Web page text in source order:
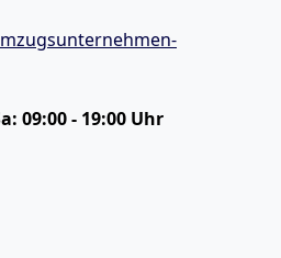
09:00 - 19:00 Uhr